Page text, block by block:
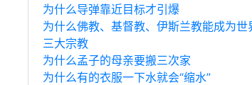
为什么导弹靠近目标才引爆
为什么佛教、基督教、伊斯兰教能成为世
三大宗教
为什么孟子的母亲要搬三次家
为什么有的衣服一下水就会“缩水”